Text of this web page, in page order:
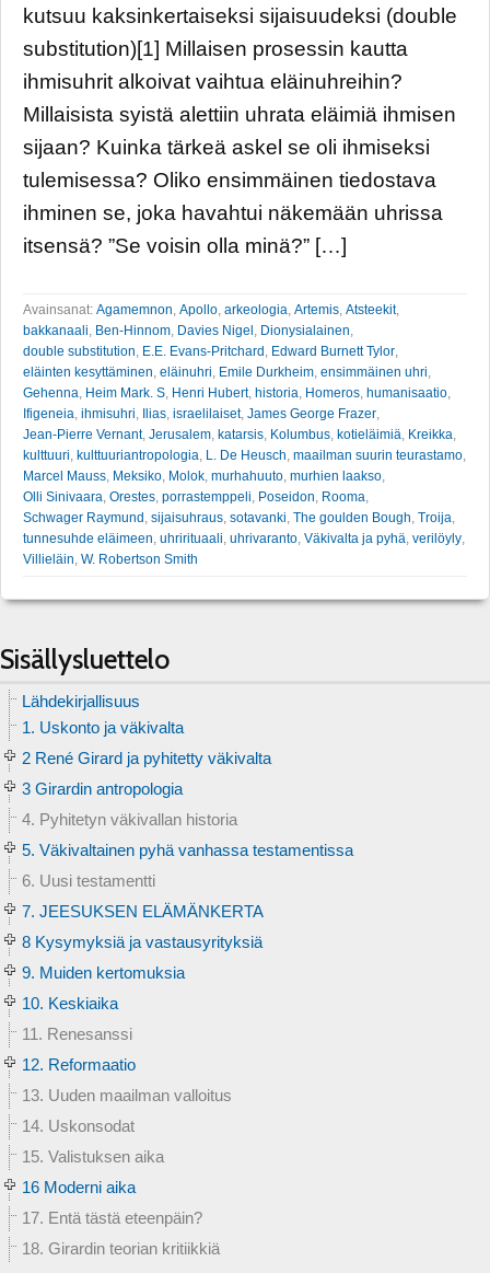
kutsuu kaksinkertaiseksi sijaisuudeksi (double
substitution)[1] Millaisen prosessin kautta
ihmisuhrit alkoivat vaihtua eläinuhreihin?
Millaisista syistä alettiin uhrata eläimiä ihmisen
sijaan? Kuinka tärkeä askel se oli ihmiseksi
tulemisessa? Oliko ensimmäinen tiedostava
ihminen se, joka havahtui näkemään uhrissa
itsensä? ”Se voisin olla minä?” […]
Avainsanat: Agamemnon, Apollo, arkeologia, Artemis, Atsteekit,
bakkanaali, Ben-Hinnom, Davies Nigel , Dionysialainen,
double substitution, E.E. Evans-Pritchard , Edward Burnett Tylor,
eläinten kesyttäminen, eläinuhri, Emile Durkheim, ensimmäinen uhri,
Gehenna, Heim Mark. S, Henri Hubert, historia, Homeros, humanisaatio,
Ifigeneia, ihmisuhri, Ilias, israelilaiset, James George Frazer,
Jean-Pierre Vernant, Jerusalem, katarsis, Kolumbus, kotieläimiä, Kreikka,
kulttuuri, kulttuuriantropologia, L. De Heusch, maailman suurin teurastamo,
Marcel Mauss, Meksiko, Molok, murhahuuto, murhien laakso,
Olli Sinivaara, Orestes, porrastemppeli, Poseidon, Rooma,
Schwager Raymund , sijaisuhraus, sotavanki, The goulden Bough, Troija,
tunnesuhde eläimeen, uhrirituaali, uhrivaranto, Väkivalta ja pyhä, verilöyly,
Villieläin, W. Robertson Smith
Sisällysluettelo
Lähdekirjallisuus
1. Uskonto ja väkivalta
2 René Girard ja pyhitetty väkivalta
3 Girardin antropologia
4. Pyhitetyn väkivallan historia
5. Väkivaltainen pyhä vanhassa testamentissa
6. Uusi testamentti
7. JEESUKSEN ELÄMÄNKERTA
8 Kysymyksiä ja vastausyrityksiä
9. Muiden kertomuksia
10. Keskiaika
11. Renesanssi
12. Reformaatio
13. Uuden maailman valloitus
14. Uskonsodat
15. Valistuksen aika
16 Moderni aika
17. Entä tästä eteenpäin?
18. Girardin teorian kritiikkiä